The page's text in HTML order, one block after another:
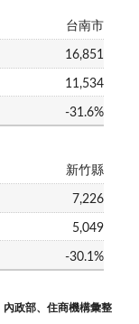
台南市
16,851
11,534
-31.6%
新竹縣
7,226
5,049
-30.1%
內政部、住商機構彙整